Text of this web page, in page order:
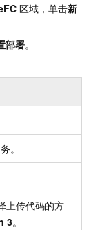
区域，单击新
部署。
。
上传代码的方
3。